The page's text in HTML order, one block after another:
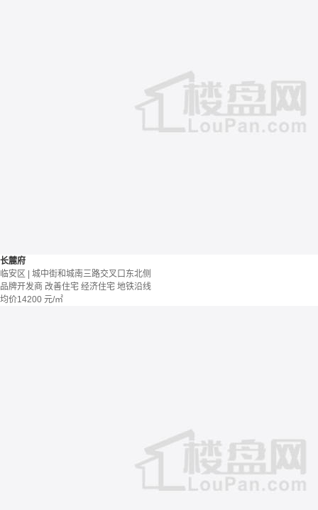
长麓府
临安区 | 城中街和城南三路交叉口东北侧
品牌开发商 改善住宅 经济住宅 地铁沿线
均价14200 元/㎡